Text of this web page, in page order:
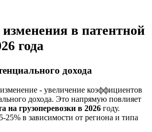
в патентной
года
дохода
- увеличение коэффициентов
дохода. Это напрямую повлияет
на грузоперевозки в 2026 году.
25% в зависимости от региона и типа